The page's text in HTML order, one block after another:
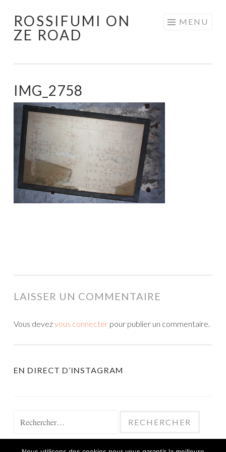
Aller
au
ROSSIFUMI ON
ZE ROAD
MENU
IMG_2758
LAISSER UN COMMENTAIRE
Vous devezvous connecter pour publier un commentaire.
EN DIRECT D’INSTAGRAM